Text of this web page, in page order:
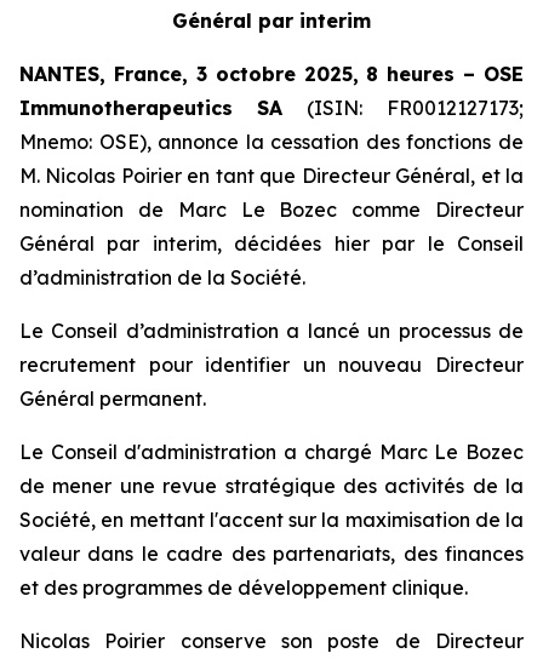
Général par interim
NANTES, France, 3 octobre 2025, 8 heures – OSE
Immunotherapeutics
SA (ISIN: FR0012127173;
Mnemo: OSE), annonce la cessation des fonctions de
M. Nicolas Poirier en tant que Directeur Général, et la
nomination de Marc Le Bozec comme Directeur
Général par interim, décidées hier par le Conseil
d’administration de la Société.
Le Conseil d’administration a lancé un processus de
recrutement pour identifier un nouveau Directeur
Général permanent.
Le Conseil d'administration a chargé Marc Le Bozec
de mener une revue stratégique des activités de la
Société, en mettant l'accent sur la maximisation de la
valeur dans le cadre des partenariats, des finances
et des programmes de développement clinique.
Nicolas Poirier conserve son poste de Directeur